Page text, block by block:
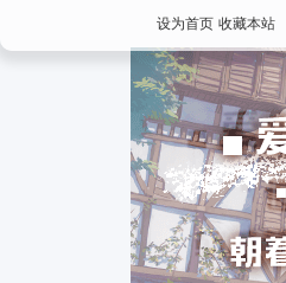
设为首页 收藏本站